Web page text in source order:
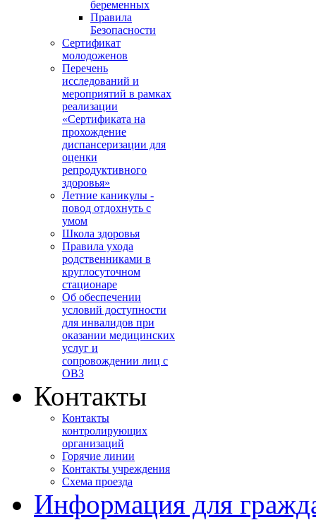
беременных
Правила
Безопасности
Сертификат
молодоженов
Перечень
исследований и
мероприятий в рамках
реализации
«Сертификата на
прохождение
диспансеризации для
оценки
репродуктивного
здоровья»
Летние каникулы -
повод отдохнуть с
умом
Школа здоровья
Правила ухода
родственниками в
круглосуточном
стационаре
Об обеспечении
условий доступности
для инвалидов при
оказании медицинских
услуг и
сопровождении лиц с
ОВЗ
Контакты
Контакты
контролирующих
организаций
Горячие линии
Контакты учреждения
Схема проезда
Информация для